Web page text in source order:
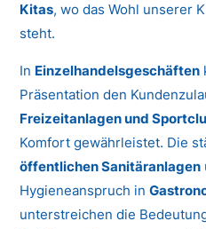
Kitas, wo das Wohl unserer
steht.
In Einzelhandelsgeschäften
Präsentation den
Freizeitanlagen und
Komfort gewährleistet. Die
öffentlichen Sanitäranlagen
Hygieneanspruch in
unterstreichen die